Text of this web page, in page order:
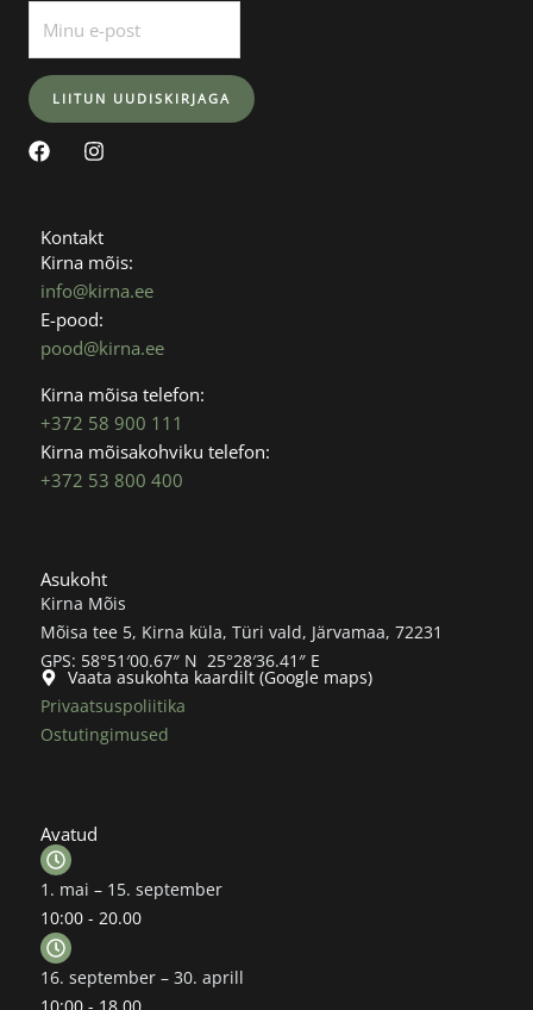
F
a
b
o
o
k
I
a
g
r
a
m
Kontakt
Kirna mõis:
info@kirna.ee
E-pood:
pood@kirna.ee
Kirna mõisa telefon:
+372 58 900 111
Kirna mõisakohviku telefon:
+372 53 800 400
Asukoht
Kirna Mõis
Mõisa tee 5, Kirna küla, Türi vald, Järvamaa, 72231
GPS: 58°51′00.67″ N 25°28′36.41″ E
Vaata asukohta kaardilt (Google maps)
Privaatsuspoliitika
Ostutingimused
Avatud
1. mai – 15. september
10:00 - 20.00
16. september – 30. aprill